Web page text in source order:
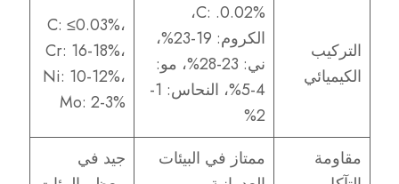
التركيب
الكيميائي
C: .0.02%،
الكروم: 19-23%،
ني: 23-28%، مو:
4-5%، النحاس: 1-
2%
C: ≤0.03%،
Cr: 16-18%،
Ni: 10-12%،
Mo: 2-3%
مقاومة
ممتاز في البيئات
جيد في